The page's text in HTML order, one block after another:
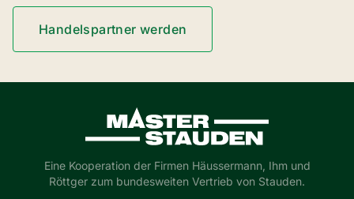
Handelspartner werden
Master-Stauden
Eine Kooperation der Firmen Häussermann, Ihm und
Röttger zum bundesweiten Vertrieb von Stauden.